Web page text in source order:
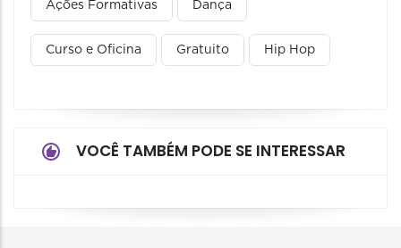
Ações Formativas Dança
Curso e Oficina Gratuito Hip Hop
VOCÊ TAMBÉM PODE SE INTERESSAR